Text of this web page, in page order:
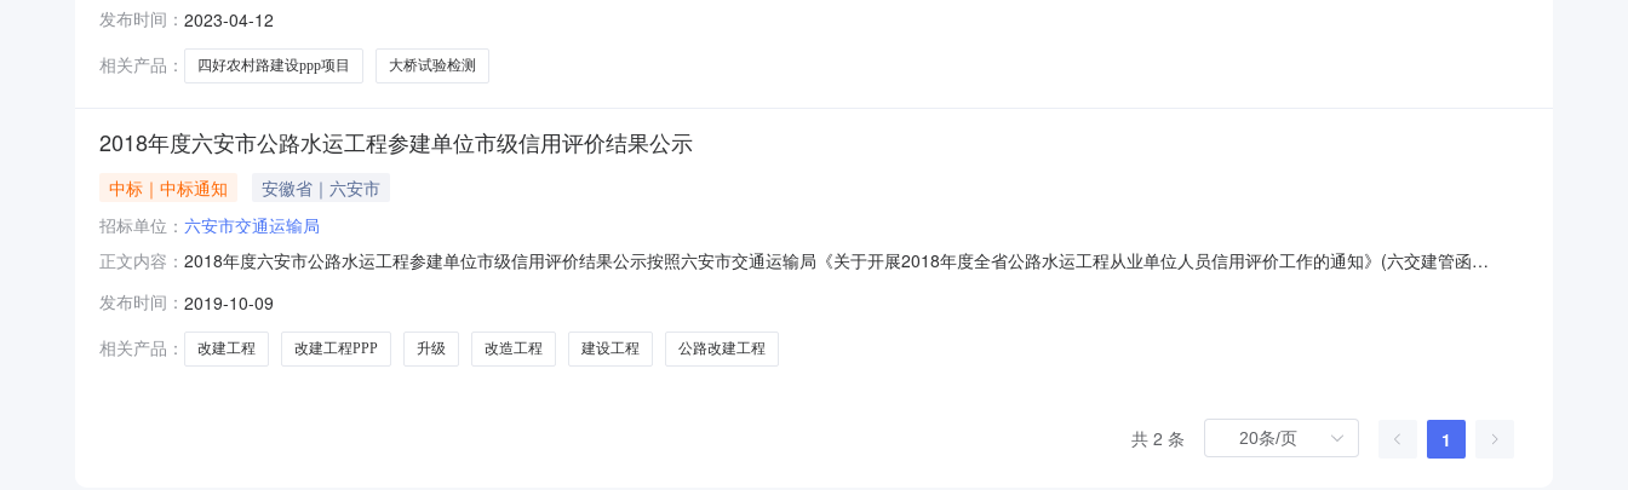
检测有限公司;项目负责人:;报价:0.00元/%;工期:日历天;质量要求:;保证金金额:0.00元,投标文件递交时间:FriApr0715:48:11CS
发布时间： 2023-04-12
相关产品：
四好农村路建设ppp项目 大桥试验检测
2018年度六安市公路水运工程参建单位市级信用评价结果公示
中标｜中标通知
安徽省｜六安市
招标单位： 六安市交通运输局
正文内容： 2018年度六安市公路水运工程参建单位市级信用评价结果公示按照六安市交通运输局《关于开展2018年度全省公路水运工程从业单位人员信用评价工作的通知》(六交建管函
期内对公示内容有异议，请于10月22日前向我局反映。联系电话：0564-3952259。附件1：公路工程建设单位市级信用评价结果汇总表附件2：公路工程设计单位市级信用评价结果
汇总表附件3：公路工
发布时间： 2019-10-09
相关产品：
改建工程 改建工程PPP 升级 改造工程 建设工程 公路改建工程
共 2 条 1